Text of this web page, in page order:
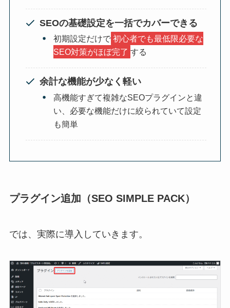
SEOの基礎設定を一括でカバーできる
初期設定だけで 初心者でも最低限必要な
SEO対策がほぼ完了 する
余計な機能が少なく軽い
高機能すぎて複雑なSEOプラグインと違
い、必要な機能だけに絞られていて設定
も簡単
プラグイン追加（SEO SIMPLE PACK）
では、実際に導入していきます。